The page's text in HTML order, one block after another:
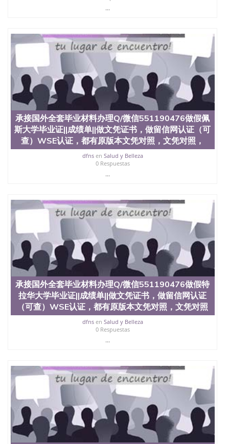
...
承接国外全套毕业材料办理Q/微信551190476做假佩
斯大学毕业证||成绩单||做文凭证书，做留信网认证（可
查）WSE认证，都有原版本文凭对照，文凭对照，
dfnsen Salud y Belleza
0 Respuestas
...
承接国外全套毕业材料办理Q/微信551190476做假特
拉华大学毕业证||成绩单||做文凭证书，做留信网认证
（可查）WSE认证，都有原版本文凭对照，文凭对照
dfnsen Salud y Belleza
0 Respuestas
...